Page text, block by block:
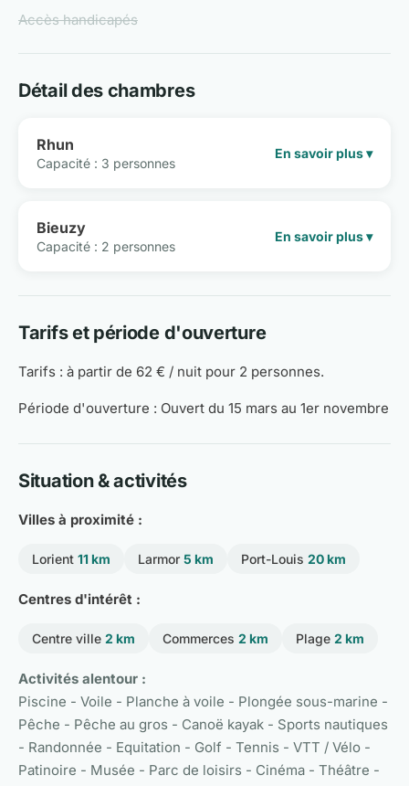
Accès handicapés
Détail des chambres
Rhun
Capacité : 3 personnes
En savoir plus ▾
Bieuzy
Capacité : 2 personnes
En savoir plus ▾
Tarifs et période d'ouverture
Tarifs : à partir de 62 € / nuit pour 2 personnes.
Période d'ouverture : Ouvert du 15 mars au 1er novembre
Situation & activités
Villes à proximité :
Lorient 11 km Larmor 5 km Port-Louis 20 km
Centres d'intérêt :
Centre ville 2 km Commerces 2 km Plage 2 km
Activités alentour :
Piscine - Voile - Planche à voile - Plongée sous-marine -
Pêche - Pêche au gros - Canoë kayak - Sports nautiques
- Randonnée - Equitation - Golf - Tennis - VTT / Vélo -
Patinoire - Musée - Parc de loisirs - Cinéma - Théâtre -